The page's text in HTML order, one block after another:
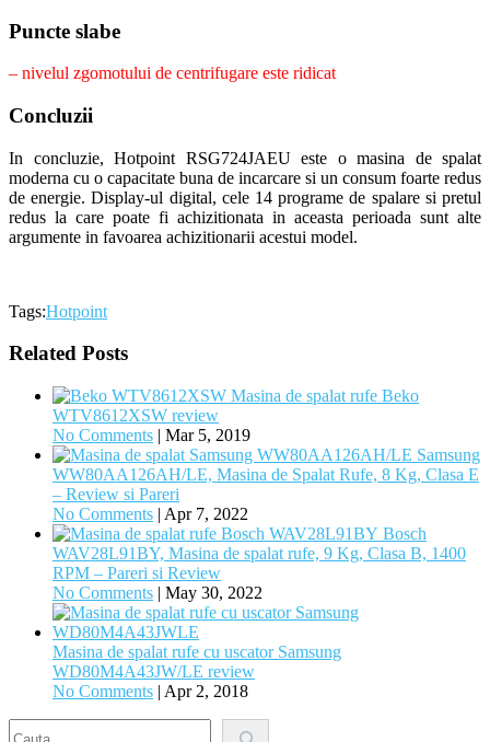
Puncte slabe
– nivelul zgomotului de centrifugare este ridicat
Concluzii
In concluzie, Hotpoint RSG724JAEU este o masina de spalat
moderna cu o capacitate buna de incarcare si un consum foarte redus
de energie. Display-ul digital, cele 14 programe de spalare si pretul
redus la care poate fi achizitionata in aceasta perioada sunt alte
argumente in favoarea achizitionarii acestui model.
Tags:Hotpoint
Related Posts
Masina de spalat rufe Beko
WTV8612XSW review
No Comments | Mar 5, 2019
Samsung
WW80AA126AH/LE, Masina de Spalat Rufe, 8 Kg, Clasa E
– Review si Pareri
No Comments | Apr 7, 2022
Bosch
WAV28L91BY, Masina de spalat rufe, 9 Kg, Clasa B, 1400
RPM – Pareri si Review
No Comments | May 30, 2022
Masina de spalat rufe cu uscator Samsung
WD80M4A43JW/LE review
No Comments | Apr 2, 2018